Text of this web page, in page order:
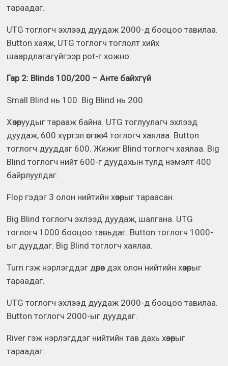
тараадаг.
UTG тоглогч эхлээд дуудаж 2000-д бооцоо тавилаа.
Button хаяж, UTG тоглогч тоглолт хийх
шаардлагагүйгээр pot-г хожно.
Гар 2: Blinds 100/200 – Анте байхгүй
Small Blind нь 100. Big Blind нь 200.
Хөзөруудыг тарааж байна. UTG тоглуулагч эхлээд
дуудаж, 600 хүртэл өсгөнө. 4 тоглогч хаялаа. Button
тоглогч дууддаг 600. Жижиг Blind тоглогч хаялаа. Big
Blind тоглогч нийт 600-г дуудахын тулд нэмэлт 400
байрлуулдаг.
Flop гэдэг 3 олон нийтийн хөзөрыг тараасан.
Big Blind тоглогч эхлээд дуудаж, шалгана. UTG
тоглогч 1000 бооцоо тавьдаг. Button тоглогч 1000-
ыг дууддаг. Big Blind тоглогч хаялаа.
Turn гэж нэрлэгддэг дөрөв дэх олон нийтийн хөзөрыг
тараадаг.
UTG тоглогч эхлээд дуудаж 2000-д бооцоо тавилаа.
Button тоглогч 2000-ыг дууддаг.
River гэж нэрлэгддэг нийтийн тав дахь хөзөрыг
тараадаг.